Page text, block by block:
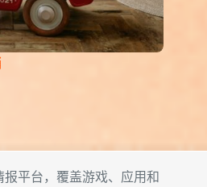
平台，覆盖游戏、应用和